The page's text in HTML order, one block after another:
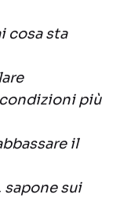
cosa sta
più
il
sapone sui